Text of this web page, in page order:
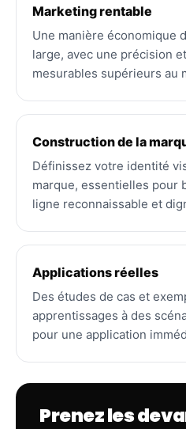
Marketing rentable
Une manière économique
large, avec une précision
mesurables supérieurs au
Construction de la
Définissez votre identité
marque, essentielles pour
ligne reconnaissable et
Applications réelles
Des études de cas et
apprentissages à des
pour une application
Prenez les